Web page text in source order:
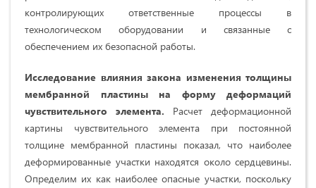
контролирующих ответственные процессы в
технологическом оборудовании и связанные с
обеспечением их безопасной работы.
Исследование влияния закона изменения толщины
мембранной пластины на форму деформаций
чувствительного элемента. Расчет деформационной
картины чувствительного элемента при постоянной
толщине мембранной пластины показал, что наиболее
деформированные участки находятся около сердцевины.
Определим их как наиболее опасные участки, поскольку